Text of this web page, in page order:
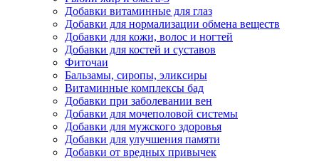
Добавки витаминные для глаз
Добавки для нормализации обмена веществ
Добавки для кожи, волос и ногтей
Добавки для костей и суставов
Фиточаи
Бальзамы, сиропы, эликсиры
Витаминные комплексы бад
Добавки при заболевании вен
Добавки для мочеполовой системы
Добавки для мужского здоровья
Добавки для улучшения памяти
Добавки от вредных привычек